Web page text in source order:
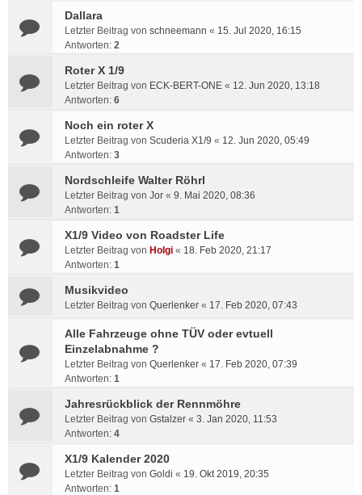
Dallara
Letzter Beitrag von schneemann « 15. Jul 2020, 16:15
Antworten: 2
Roter X 1/9
Letzter Beitrag von ECK-BERT-ONE « 12. Jun 2020, 13:18
Antworten: 6
Noch ein roter X
Letzter Beitrag von Scuderia X1/9 « 12. Jun 2020, 05:49
Antworten: 3
Nordschleife Walter Röhrl
Letzter Beitrag von Jor « 9. Mai 2020, 08:36
Antworten: 1
X1/9 Video von Roadster Life
Letzter Beitrag von Holgi « 18. Feb 2020, 21:17
Antworten: 1
Musikvideo
Letzter Beitrag von Querlenker « 17. Feb 2020, 07:43
Alle Fahrzeuge ohne TÜV oder evtuell
Einzelabnahme ?
Letzter Beitrag von Querlenker « 17. Feb 2020, 07:39
Antworten: 1
Jahresrückblick der Rennmöhre
Letzter Beitrag von Gstalzer « 3. Jan 2020, 11:53
Antworten: 4
X1/9 Kalender 2020
Letzter Beitrag von Goldi « 19. Okt 2019, 20:35
Antworten: 1